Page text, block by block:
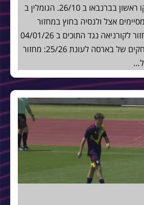
ולנסיה בבית. קלאסיקו ראשון בברנבאו ב 26/10. הגומלין ב
מסיימים אצל ולנסיה בחוץ במחזור
ה-38. ז׳ואן גארסיה יחזור לקורניאה נגד התוכים ב 04/01/26
גזור ושמור לוח המשחקים של בארסה לעונת 25/26: מחזור